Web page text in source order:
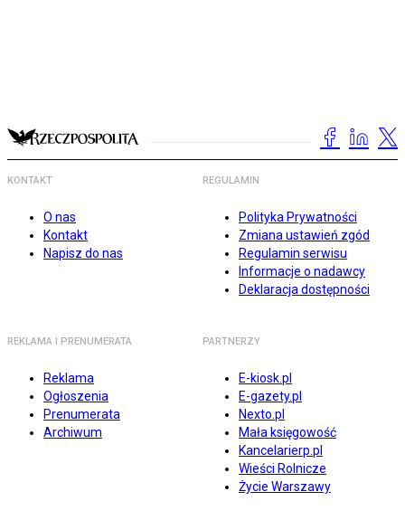
KONTAKT
O nas
Kontakt
Napisz do nas
REGULAMIN
Polityka Prywatności
Zmiana ustawień zgód
Regulamin serwisu
Informacje o nadawcy
Deklaracja dostępności
REKLAMA I PRENUMERATA
Reklama
Ogłoszenia
Prenumerata
Archiwum
PARTNERZY
E-kiosk.pl
E-gazety.pl
Nexto.pl
Mała księgowość
Kancelarierp.pl
Wieści Rolnicze
Życie Warszawy